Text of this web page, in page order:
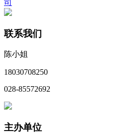
司
联系我们
陈小姐
18030708250
028-85572692
主办单位